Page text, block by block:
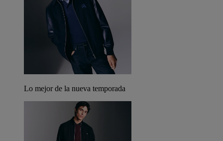
Lo mejor de la nueva temporada